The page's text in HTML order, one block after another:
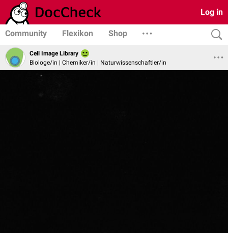
Log in
Community Flexikon Shop
Cell Image Library
Biologe/in | Chemiker/in | Naturwissenschaftler/in